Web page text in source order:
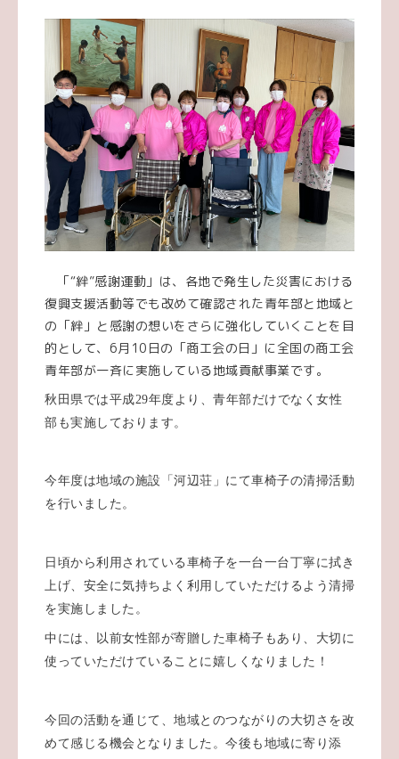
「“絆”感謝運動」は、各地で発生した災害における
復興支援活動等でも改めて確認された青年部と地域と
の「絆」と感謝の想いをさらに強化していくことを目
的として、 6月 10 日の「商工会の日」に全国の商工会
青年部が一斉に実施している地域貢献事業です。
秋田県では平成29年度より、青年部だけでなく女性
部も実施しております。
今年度は地域の施設「河辺荘」にて車椅子の清掃活動
を行いました。
日頃から利用されている車椅子を一台一台丁寧に拭き
上げ、安全に気持ちよく利用していただけるよう清掃
を実施しました。
中には、以前女性部が寄贈した車椅子もあり、大切に
使っていただけていることに嬉しくなりました！
今回の活動を通じて、地域とのつながりの大切さを改
めて感じる機会となりました。今後も地域に寄り添